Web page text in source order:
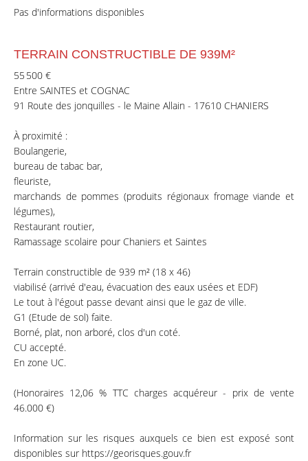
Pas d'informations disponibles
TERRAIN CONSTRUCTIBLE DE 939M²
55 500 €
Entre SAINTES et COGNAC
91 Route des jonquilles - le Maine Allain - 17610 CHANIERS
À proximité :
Boulangerie,
bureau de tabac bar,
fleuriste,
marchands de pommes (produits régionaux fromage viande et
légumes),
Restaurant routier,
Ramassage scolaire pour Chaniers et Saintes
Terrain constructible de 939 m² (18 x 46)
viabilisé (arrivé d'eau, évacuation des eaux usées et EDF)
Le tout à l'égout passe devant ainsi que le gaz de ville.
G1 (Etude de sol) faite.
Borné, plat, non arboré, clos d'un coté.
CU accepté.
En zone UC.
(Honoraires 12,06 % TTC charges acquéreur - prix de vente
46.000 €)
Information sur les risques auxquels ce bien est exposé sont
disponibles sur https://georisques.gouv.fr